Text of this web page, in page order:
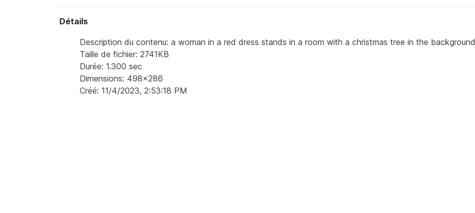
Détails
Description du contenu: a woman in a red dress stands in a room with a christmas tree in the background
Taille de fichier: 2741KB
Durée: 1.300 sec
Dimensions: 498x286
Créé: 11/4/2023, 2:53:18 PM